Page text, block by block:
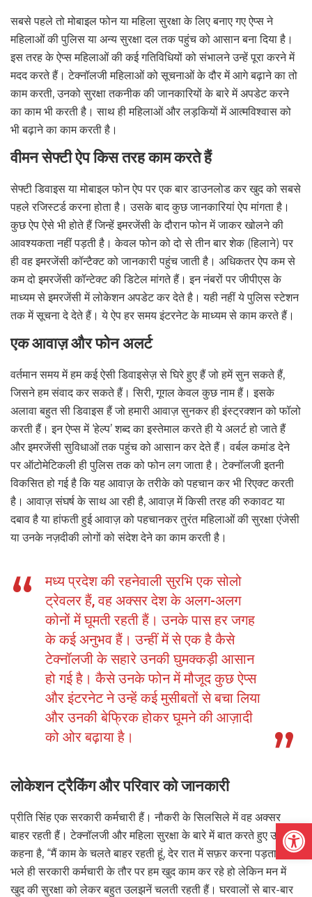
सबसे पहले तो मोबाइल फोन या महिला सुरक्षा के लिए बनाए गए ऐप्स ने
महिलाओं की पुलिस या अन्य सुरक्षा दल तक पहुंच को आसान बना दिया है।
इस तरह के ऐप्स महिलाओं की कई गतिविधियों को संभालने उन्हें पूरा करने में
मदद करते हैं। टेक्नॉलजी महिलाओं को सूचनाओं के दौर में आगे बढ़ाने का तो
काम करती, उनको सुरक्षा तकनीक की जानकारियों के बारे में अपडेट करने
का काम भी करती है। साथ ही महिलाओं और लड़कियों में आत्मविश्वास को
भी बढ़ाने का काम करती है।
वीमन सेफ्टी ऐप किस तरह काम करते हैं
सेफ्टी डिवाइस या मोबाइल फोन ऐप पर एक बार डाउनलोड कर खुद को सबसे
पहले रजिस्टर्ड करना होता है। उसके बाद कुछ जानकारियां ऐप मांगता है।
कुछ ऐप ऐसे भी होते हैं जिन्हें इमरजेंसी के दौरान फोन में जाकर खोलने की
आवश्यकता नहीं पड़ती है। केवल फोन को दो से तीन बार शेक (हिलाने) पर
ही वह इमरजेंसी कॉन्टैक्ट को जानकारी पहुंच जाती है। अधिकतर ऐप कम से
कम दो इमरजेंसी कॉन्टेक्ट की डिटेल मांगते हैं। इन नंबरों पर जीपीएस के
माध्यम से इमरजेंसी में लोकेशन अपडेट कर देते है। यही नहीं ये पुलिस स्टेशन
तक में सूचना दे देते हैं। ये ऐप हर समय इंटरनेट के माध्यम से काम करते हैं।
एक आवाज़ और फोन अलर्ट
वर्तमान समय में हम कई ऐसी डिवाइसेज़ से घिरे हुए हैं जो हमें सुन सकते हैं,
जिसने हम संवाद कर सकते हैं। सिरी, गूगल केवल कुछ नाम हैं। इसके
अलावा बहुत सी डिवाइस हैं जो हमारी आवाज़ सुनकर ही इंस्ट्रक्शन को फॉलो
करती हैं। इन ऐप्स में ‘हेल्प’ शब्द का इस्तेमाल करते ही ये अलर्ट हो जाते हैं
और इमरजेंसी सुविधाओं तक पहुंच को आसान कर देते हैं। वर्बल कमांड देने
पर ऑटोमेटिकली ही पुलिस तक को फोन लग जाता है। टेक्नॉलजी इतनी
विकसित हो गई है कि यह आवाज़ के तरीके को पहचान कर भी रिएक्ट करती
है। आवाज़ संघर्ष के साथ आ रही है, आवाज़ में किसी तरह की रुकावट या
दबाव है या हांफती हुई आवाज़ को पहचानकर तुरंत महिलाओं की सुरक्षा एंजेसी
या उनके नज़दीकी लोगों को संदेश देने का काम करती है।
मध्य प्रदेश की रहनेवाली सुरभि एक सोलो
ट्रेवलर हैं, वह अक्सर देश के अलग-अलग
कोनों में घूमती रहती हैं। उनके पास हर जगह
के कई अनुभव हैं। उन्हीं में से एक है कैसे
टेक्नॉलजी के सहारे उनकी घुमक्कड़ी आसान
हो गई है। कैसे उनके फोन में मौजूद कुछ ऐप्स
और इंटरनेट ने उन्हें कई मुसीबतों से बचा लिया
और उनकी बेफ्रिक होकर घूमने की आज़ादी
को ओर बढ़ाया है।
लोकेशन ट्रैकिंग और परिवार को जानकारी
प्रीति सिंह एक सरकारी कर्मचारी हैं। नौकरी के सिलसिले में वह अक्सर
बाहर रहती हैं। टेक्नॉलजी और महिला सुरक्षा के बारे में बात करते हुए उनका
कहना है, “मैं काम के चलते बाहर रहती हूं, देर रात में सफ़र करना पड़ता है।
भले ही सरकारी कर्मचारी के तौर पर हम खुद काम कर रहे हो लेकिन मन में
खुद की सुरक्षा को लेकर बहुत उलझनें चलती रहती हैं। घरवालों से बार-बार